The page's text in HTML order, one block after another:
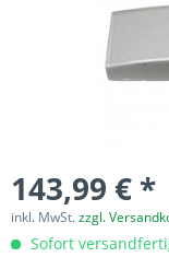
143,99 € *
inkl. MwSt.zzgl.
Sofort